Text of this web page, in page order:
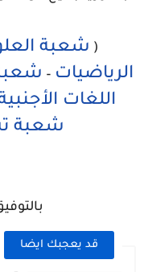
( شعبة
الرياضيات –
اللغات
شعبة
قد يعجبك ايضا